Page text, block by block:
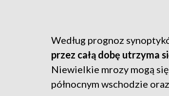
Według prognoz
przez całą dobę utrzyma
Niewielkie mrozy mogą
północnym wschodzie